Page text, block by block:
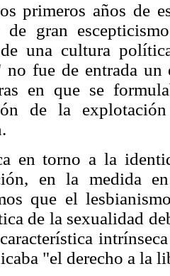
primeros años de
de gran
de una cultura
no fue de entrada
en que se
de la
en torno a la
en la medida
que el
de la sexualidad
"el derecho a la